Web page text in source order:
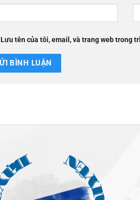
Lưu tên của tôi, email, và trang web trong